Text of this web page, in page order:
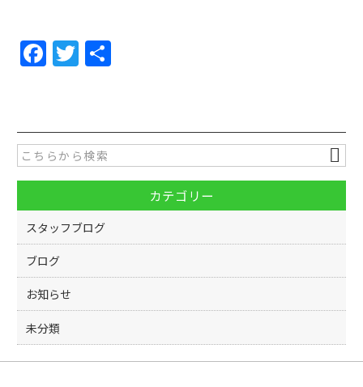
F
e
b
o
o
k
T
er
カテゴリー
スタッフブログ
ブログ
お知らせ
未分類